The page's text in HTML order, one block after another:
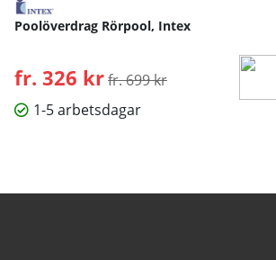
Poolöverdrag Rörpool, Intex
fr. 326 krOrdinarie pris:
fr. 699 kr
1-5 arbetsdagar